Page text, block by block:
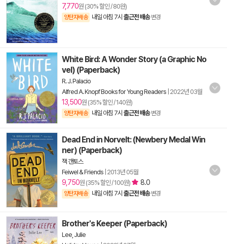
7,770원 (30% 할인 / 80원)
양탄자배송 내일 아침 7시 출근전 배송 변경
White Bird: A Wonder Story (a Graphic No
vel) (Paperback)
R. J. Palacio
Alfred A. Knopf Books for Young Readers 2022년 03월
13,500원 (35% 할인 / 140원)
양탄자배송 내일 아침 7시 출근전 배송 변경
Dead End in Norvelt: (Newbery Medal Win
ner) (Paperback)
잭 갠토스
Feiwel & Friends 2013년 05월
9,750원 (35% 할인 / 100원) 8.0
양탄자배송 내일 아침 7시 출근전 배송 변경
Brother's Keeper (Paperback)
Lee, Julie